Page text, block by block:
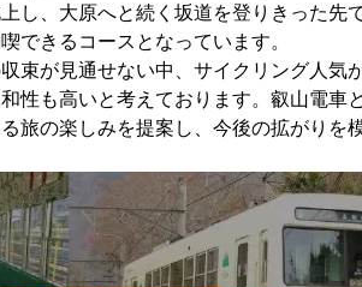
し、大原へと続く坂道を登りきった先
できるコースとなっています。
束が見通せない中、サイクリング人気
性も高いと考えております。叡山電車
旅の楽しみを提案し、今後の拡がりを